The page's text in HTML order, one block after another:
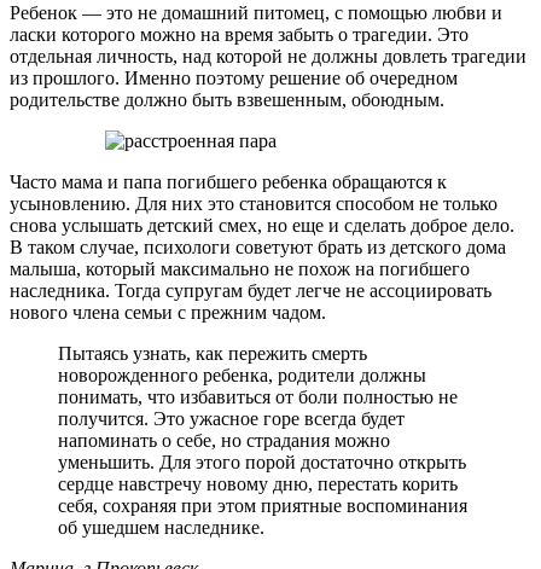
Ребенок — это не домашний питомец, с помощью любви и
ласки которого можно на время забыть о трагедии. Это
отдельная личность, над которой не должны довлеть трагедии
из прошлого. Именно поэтому решение об очередном
родительстве должно быть взвешенным, обоюдным.
Часто мама и папа погибшего ребенка обращаются к
усыновлению. Для них это становится способом не только
снова услышать детский смех, но еще и сделать доброе дело.
В таком случае, психологи советуют брать из детского дома
малыша, который максимально не похож на погибшего
наследника. Тогда супругам будет легче не ассоциировать
нового члена семьи с прежним чадом.
Пытаясь узнать, как пережить смерть
новорожденного ребенка, родители должны
понимать, что избавиться от боли полностью не
получится. Это ужасное горе всегда будет
напоминать о себе, но страдания можно
уменьшить. Для этого порой достаточно открыть
сердце навстречу новому дню, перестать корить
себя, сохраняя при этом приятные воспоминания
об ушедшем наследнике.